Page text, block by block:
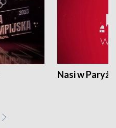
Nasi w Paryżu